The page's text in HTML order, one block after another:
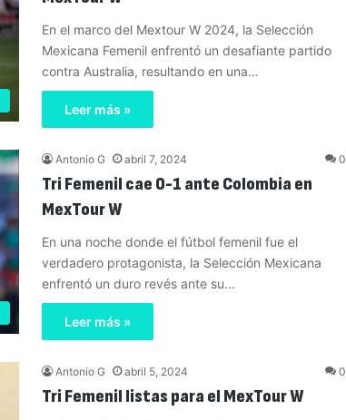
En el marco del Mextour W 2024, la Selección
Mexicana Femenil enfrentó un desafiante partido
contra Australia, resultando en una…
Leer más »
Antonio G abril 7, 2024 0
Tri Femenil cae 0-1 ante Colombia en
MexTour W
En una noche donde el fútbol femenil fue el
verdadero protagonista, la Selección Mexicana
enfrentó un duro revés ante su…
Leer más »
Antonio G abril 5, 2024 0
Tri Femenil listas para el MexTour W